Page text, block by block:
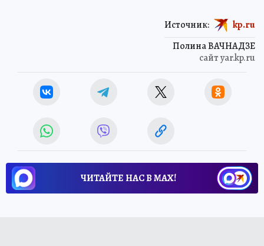
Полина ВАЧНАДЗЕ
сайт yar.kp.ru
Источник: kp.ru
ЧИТАЙТЕ НАС В МАХ!